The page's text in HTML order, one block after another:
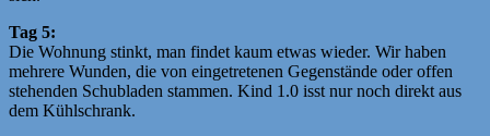
Tag 5:
Die Wohnung stinkt, man findet kaum etwas wieder. Wir haben
mehrere Wunden, die von eingetretenen Gegenstände oder offen
stehenden Schubladen stammen. Kind 1.0 isst nur noch direkt aus
dem Kühlschrank.